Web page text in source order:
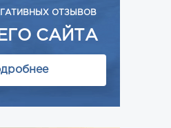
ОТЗЫВОВ
САЙТА